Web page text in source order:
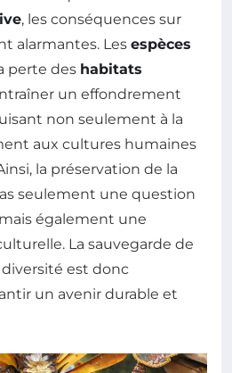
, les conséquences sur
alarmantes. Les espèces
perte des habitats
un effondrement
non seulement à la
aux cultures humaines
la préservation de la
seulement une question
également une
La sauvegarde de
est donc
un avenir durable et